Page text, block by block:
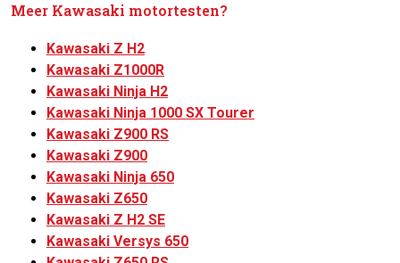
Meer Kawasaki motortesten?
Kawasaki Z H2
Kawasaki Z1000R
Kawasaki Ninja H2
Kawasaki Ninja 1000 SX Tourer
Kawasaki Z900 RS
Kawasaki Z900
Kawasaki Ninja 650
Kawasaki Z650
Kawasaki Z H2 SE
Kawasaki Versys 650